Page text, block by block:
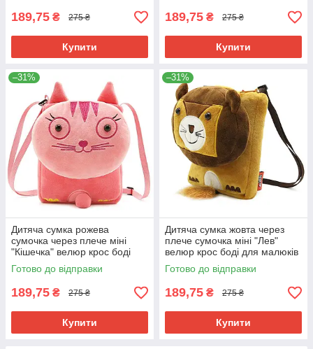
189,75 ₴ 275 ₴
Купити
189,75 ₴ 275 ₴
Купити
–31%
Дитяча сумка рожева
сумочка через плече міні
"Кішечка" велюр крос боді
для малюків дівчинці для
телефону
Готово до відправки
189,75 ₴ 275 ₴
Купити
–31%
Дитяча сумка жовта через
плече сумочка міні "Лев"
велюр крос боді для малюків
унісекс для телефону
Готово до відправки
189,75 ₴ 275 ₴
Купити